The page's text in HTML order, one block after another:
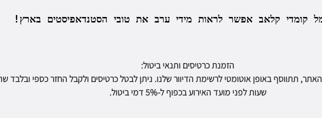
קומדי קלאב אפשר לראות מידי ערב את טובי הסטנדאפיסטים בארץ!
הזמנת כרטיסים ותנאי ביטול:
שעות לפני מועד האירוע בכפוף ל-5% דמי ביטול.